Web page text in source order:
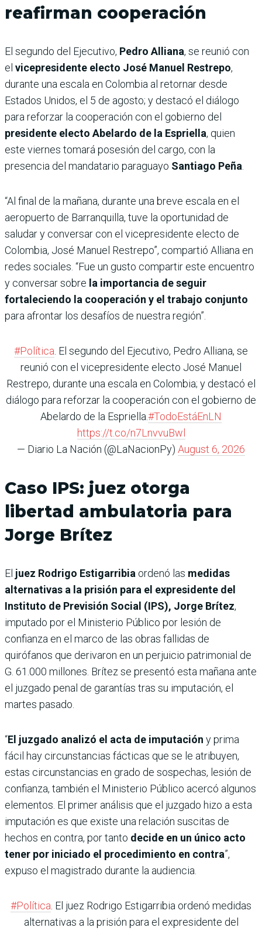
reafirman cooperación
El segundo del Ejecutivo, Pedro Alliana, se reunió con
el vicepresidente electo José Manuel Restrepo,
durante una escala en Colombia al retornar desde
Estados Unidos, el 5 de agosto; y destacó el diálogo
para reforzar la cooperación con el gobierno del
presidente electo Abelardo de la Espriella, quien
este viernes tomará posesión del cargo, con la
presencia del mandatario paraguayo Santiago Peña
“Al final de la mañana, durante una breve escala en el
aeropuerto de Barranquilla, tuve la oportunidad de
saludar y conversar con el vicepresidente electo de
Colombia, José Manuel Restrepo”, compartió Alliana en
redes sociales. “Fue un gusto compartir este encuentro
y conversar sobre la importancia de seguir
fortaleciendo la cooperación y el trabajo conjunto
para afrontar los desafíos de nuestra región”.
#Política . El segundo del Ejecutivo, Pedro Alliana, se
reunió con el vicepresidente electo José Manuel
Restrepo, durante una escala en Colombia; y destacó el
diálogo para reforzar la cooperación con el gobierno de
Abelardo de la Espriella.#TodoEstáEnLN
https://t.co/n7LnvvuBwl
— Diario La Nación (@LaNacionPy) August 6, 2026
Caso IPS: juez otorga
libertad ambulatoria para
Jorge Brítez
El juez Rodrigo Estigarribia ordenó las medidas
alternativas a la prisión para el expresidente del
Instituto de Previsión Social (IPS), Jorge Brítez,
imputado por el Ministerio Público por lesión de
confianza en el marco de las obras fallidas de
quirófanos que derivaron en un perjuicio patrimonial de
G. 61.000 millones. Brítez se presentó esta mañana ante
el juzgado penal de garantías tras su imputación, el
martes pasado.
“El juzgado analizó el acta de imputación y prima
fácil hay circunstancias fácticas que se le atribuyen,
estas circunstancias en grado de sospechas, lesión de
confianza, también el Ministerio Público acercó algunos
elementos. El primer análisis que el juzgado hizo a esta
imputación es que existe una relación suscitas de
hechos en contra, por tanto decide en un único acto
tener por iniciado el procedimiento en contra”,
expuso el magistrado durante la audiencia.
#Política . El juez Rodrigo Estigarribia ordenó medidas
alternativas a la prisión para el expresidente del